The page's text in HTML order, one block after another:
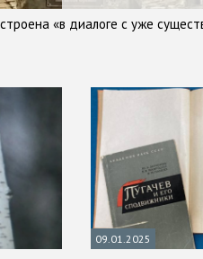
«в диалоге с уже
09.01.2025